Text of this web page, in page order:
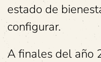
estado de
configurar.
A finales del año